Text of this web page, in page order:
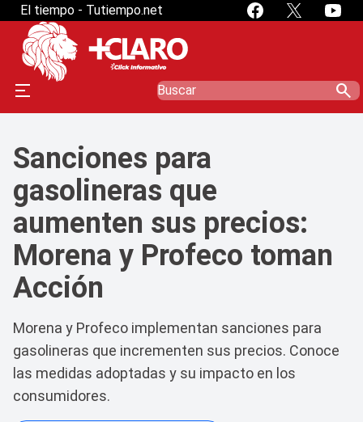
El tiempo - Tutiempo.net
search
Sanciones para
gasolineras que
aumenten sus precios:
Morena y Profeco toman
Acción
Morena y Profeco implementan sanciones para
gasolineras que incrementen sus precios. Conoce
las medidas adoptadas y su impacto en los
consumidores.